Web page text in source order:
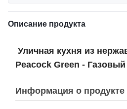
Описание продукта
Уличная кухня из
Peacock Green -
Информация о продукте